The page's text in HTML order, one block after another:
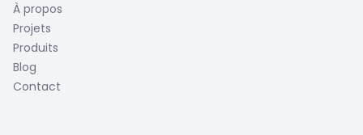
À propos
Projets
Produits
Blog
Contact